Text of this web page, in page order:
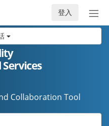
切
換
登入
Collaboration Tool